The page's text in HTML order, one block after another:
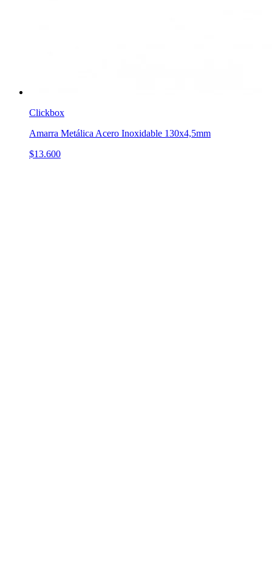
Clickbox
Amarra Metálica Acero Inoxidable 130x4,5mm
$13.600